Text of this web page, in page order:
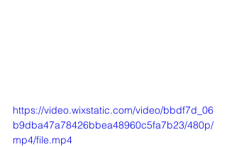
https://video.wixstatic.com/video/bbdf7d_06
b9dba47a78426bbea48960c5fa7b23/480p/
mp4/file.mp4